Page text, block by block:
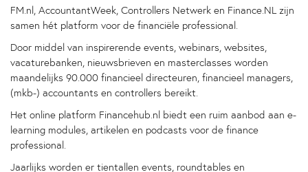
FM.nl, AccountantWeek, Controllers Netwerk en Finance.NL zijn
samen hét platform voor de financiële professional.
Door middel van inspirerende events, webinars, websites,
vacaturebanken, nieuwsbrieven en masterclasses worden
maandelijks 90.000 financieel directeuren, financieel managers,
(mkb-) accountants en controllers bereikt.​
Het online platform Financehub.nl biedt een ruim aanbod aan e-
learning modules, artikelen en podcasts voor de finance
professional.​
Jaarlijks worden er tientallen events, roundtables en